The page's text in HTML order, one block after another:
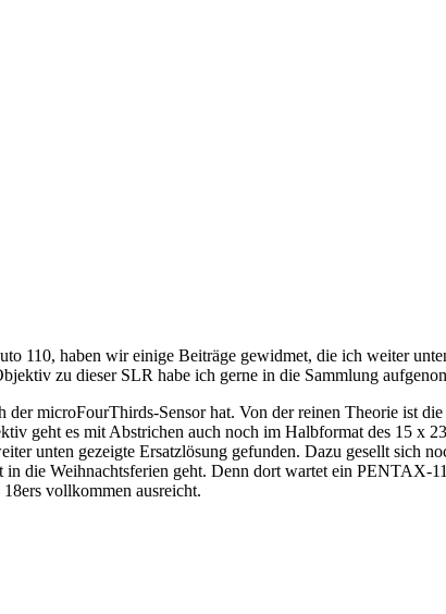
110, haben wir einige Beiträge gewidmet, die ich weiter
zu dieser SLR habe ich gerne in die Sammlung
microFourThirds-Sensor hat. Von der reinen Theorie ist
geht es mit Abstrichen auch noch im Halbformat des 15 x
unten gezeigte Ersatzlösung gefunden. Dazu gesellt sich
die Weihnachtsferien geht. Denn dort wartet ein PENTAX-
vollkommen ausreicht.